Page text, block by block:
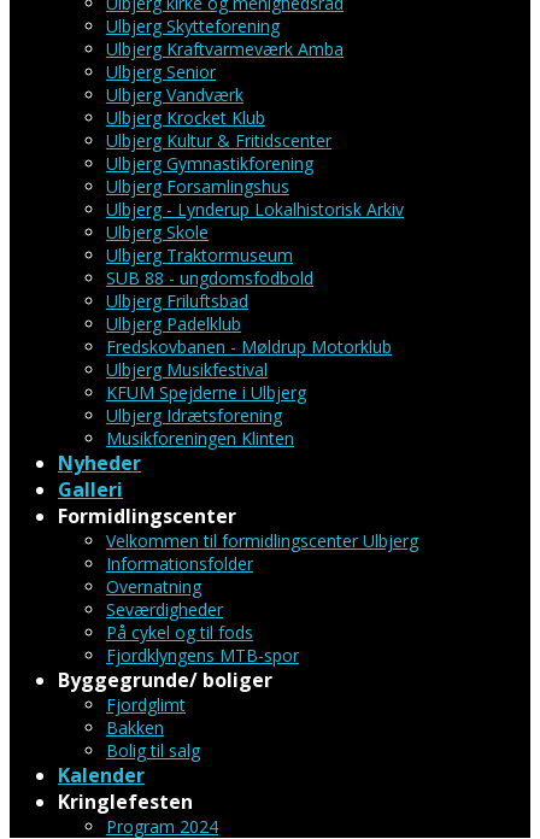
Ulbjerg Skytteforening
Ulbjerg Kraftvarmeværk Amba
Ulbjerg Senior
Ulbjerg Vandværk
Ulbjerg Krocket Klub
Ulbjerg Kultur & Fritidscenter
Ulbjerg Gymnastikforening
Ulbjerg Forsamlingshus
Ulbjerg - Lynderup Lokalhistorisk Arkiv
Ulbjerg Skole
Ulbjerg Traktormuseum
SUB 88 - ungdomsfodbold
Ulbjerg Friluftsbad
Ulbjerg Padelklub
Fredskovbanen - Møldrup Motorklub
Ulbjerg Musikfestival
KFUM Spejderne i Ulbjerg
Ulbjerg Idrætsforening
Musikforeningen Klinten
Nyheder
Galleri
Formidlingscenter
Velkommen til formidlingscenter Ulbjerg
Informationsfolder
Overnatning
Seværdigheder
På cykel og til fods
Fjordklyngens MTB-spor
Byggegrunde/ boliger
Fjordglimt
Bakken
Bolig til salg
Kalender
Kringlefesten
Program 2024